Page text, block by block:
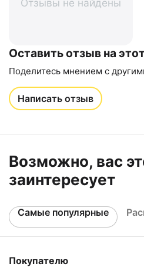
Отзывы не найдены
Оставить отзыв на
Поделитесь мнением с
Написать отзыв
Возможно, вас
заинтересует
Самые популярные
Покупателю